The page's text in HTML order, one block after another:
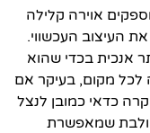
אוירה קלילה
העיצוב העכשווי.
אנכית בכדי שהוא
לכל מקום, בעיקר אם
כדאי כמובן לנצל
שמאפשרת